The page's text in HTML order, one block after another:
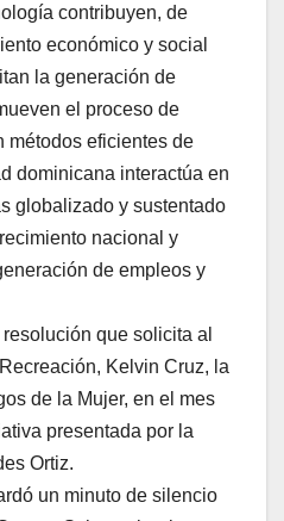
contribuyen, de
económico y social
la generación de
el proceso de
métodos eficientes de
dominicana interactúa en
globalizado y sustentado
nacional y
de empleos y
que solicita al
Kelvin Cruz, la
de la Mujer, en el mes
presentada por la
Ortiz.
un minuto de silencio